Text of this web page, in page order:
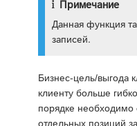
Примечание
Данная функция
записей.
Бизнес-цель/выгода
клиенту больше
порядке необходимо
отдельных позиций